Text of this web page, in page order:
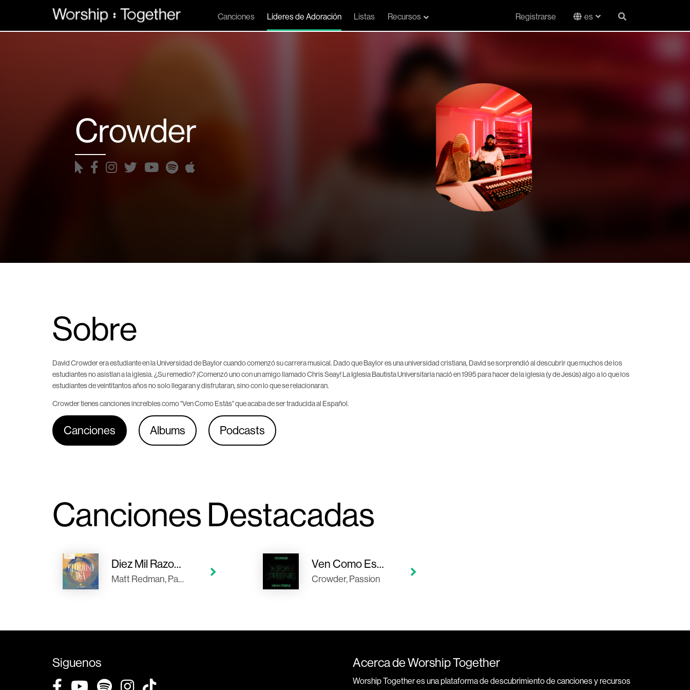
Canciones Líderes de Adoración Listas Recursos Registrarse es
Crowder
Sobre
David Crowder era estudiante en la Universidad de Baylor cuando comenzó su carrera musical. Dado que Baylor es una universidad cristiana, David se sorprendió al descubrir que muchos de los
estudiantes no asistían a la iglesia. ¿Su remedio? ¡Comenzó uno con un amigo llamado Chris Seay! La Iglesia Bautista Universitaria nació en 1995 para hacer de la iglesia (y de Jesús) algo a lo que los
estudiantes de veintitantos años no solo llegaran y disfrutaran, sino con lo que se relacionaran.
Crowder tienes canciones increíbles como "Ven Como Estás" que acaba de ser traducida al Español.
Canciones Albums Podcasts
Canciones Destacadas
Diez Mil Razones
Matt Redman, Passion, Bryan + Katie Torwalt, Crowder, Pat Barrett
Ven Como Estás
Crowder, Passion
Siguenos Acerca de Worship Together
Worship Together es una plataforma de descubrimiento de canciones y recursos